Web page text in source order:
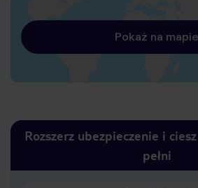
Pokaż na mapie
Rozszerz ubezpieczenie i
pełni